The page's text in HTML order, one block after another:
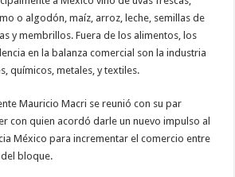
o algodón, maíz, arroz, leche, semillas de
y membrillos. Fuera de los alimentos, los
en la balanza comercial son la industria
químicos, metales, y textiles.
Mauricio Macri se reunió con su par
con quien acordó darle un nuevo impulso al
México para incrementar el comercio entre
del bloque.